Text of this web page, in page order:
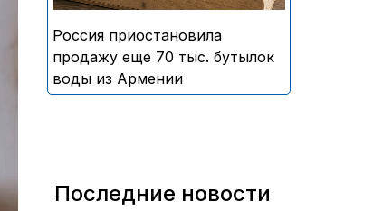
Россия приостановила
продажу еще 70 тыс. бутылок
воды из Армении
Последние новости